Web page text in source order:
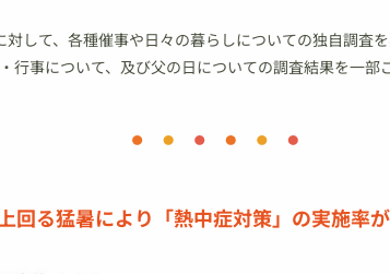
して、各種催事や日々の暮らしについての独自調査
行事について、及び父の日についての調査結果を一部
回る猛暑により「熱中症対策」の実施率